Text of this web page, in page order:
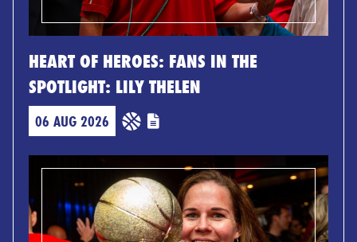
HEART OF HEROES: FANS IN THE
SPOTLIGHT: LILY THELEN
06 AUG 2026